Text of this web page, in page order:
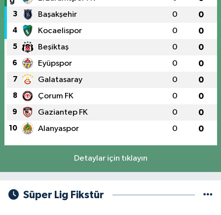
3 Başakşehir 0 0
4 Kocaelispor 0 0
5 Beşiktaş 0 0
6 Eyüpspor 0 0
7 Galatasaray 0 0
8 Çorum FK 0 0
9 Gaziantep FK 0 0
10 Alanyaspor 0 0
Detaylar için tıklayın
Süper Lig Fikstür